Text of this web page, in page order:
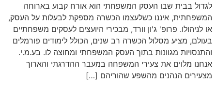
לגדול בבית שבו העסק המשפחתי הוא אורח קבוע בארוחה
המשפחתית, איננו כשלעצמו הכשרה מספקת לבעלות על העסק,
או לניהולו. פרופ' ג'ון וורד, מבכירי היועצים לעסקים משפחתיים
בעולם, מציע מסלול הכשרה רב שנים, הכולל לימודים פורמלים
והתנסויות מגוונות בתוך העסק המשפחתי ומחוצה לו. בע.מ.י.
אנחנו מלוים את צעירי המשפחה במעבר ההדרגתי והארוך
מצעירים הנהנים מהשפע שהוריהם […]